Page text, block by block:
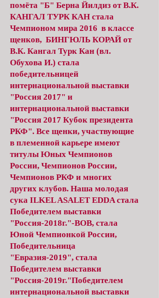
помёта "Б" Берна Йилдиз от В.К.
КАНГАЛ ТУРК КАН стала
Чемпионом мира 2016 в классе
щенков, БИНГЮЛЬ КОРАЙ от
В.К. Кангал Турк Кан (вл.
Обухова И.) стала
победительницей
интернациональной выставки
"Россия 2017" и
интернациональной выставки
"Россия 2017 Кубок президента
РКФ". Все щенки, участвующие
в племенной карьере имеют
титулы Юных Чемпионов
России, Чемпионов России,
Чемпионов РКФ и многих
других клубов. Наша молодая
сука ILKEL ASALET EDDA стала
Победителем выставки
"Россия-2018г."-ВОВ, стала
Юной Чемпионкой России,
Победительница
"Евразия-2019", стала
Победителем выставки
"Россия-2019г."Победителем
интернациональной выставки